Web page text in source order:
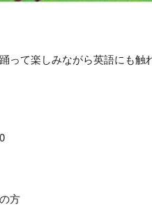
って楽しみながら英語にも触
方